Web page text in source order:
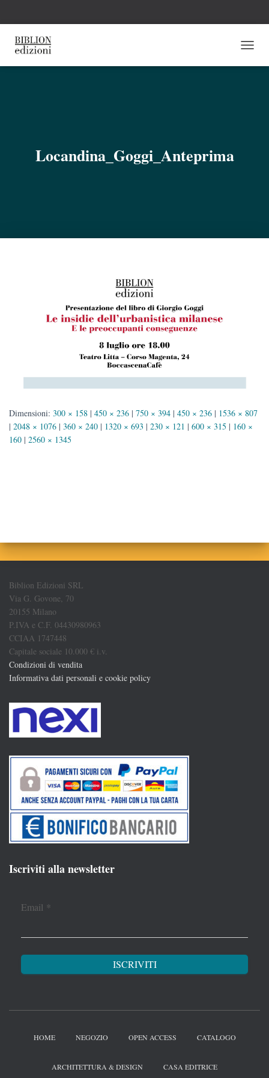
A
E
Locandina_Goggi_Anteprima
Dimensioni: 300 × 158 | 450 × 236 | 750 × 394 | 450 × 236 | 1536 × 807
| 2048 × 1076 | 360 × 240 | 1320 × 693 | 230 × 121 | 600 × 315 | 160 ×
160 | 2560 × 1345
Biblion Edizioni SRL
Via G. Govone, 70
20155 Milano
P.IVA e C.F. 04430980963
CCIAA 1747448
Capitale sociale 10.000 € i.v.
Condizioni di vendita
Informativa dati personali e cookie policy
Iscriviti alla newsletter
Email *
HOME NEGOZIO OPEN ACCESS CATALOGO
ARCHITETTURA & DESIGN CASA EDITRICE